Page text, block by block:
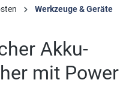
Werkzeuge & Geräte
Akku-
mit Power